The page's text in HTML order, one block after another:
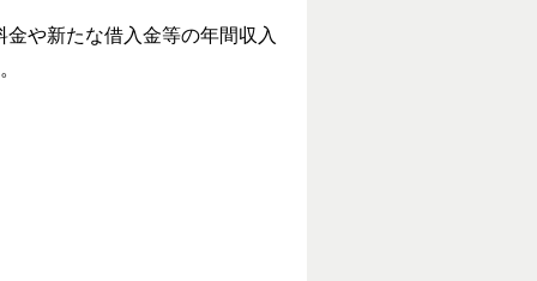
や新たな借入金等の年間収入